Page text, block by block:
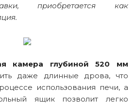
приобретается как
камера глубиной 520 мм
даже длинные дрова, что
использования печи, а
ящик позволит легко